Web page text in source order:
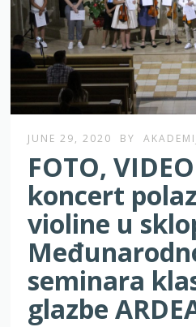
JUNE 29, 2020 BY
FOTO,
koncert
violine u
seminara
glazbe